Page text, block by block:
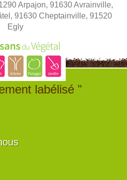
Arpajon, 91630 Avrainville,
91630 Cheptainville, 91520
Egly
labélisé "